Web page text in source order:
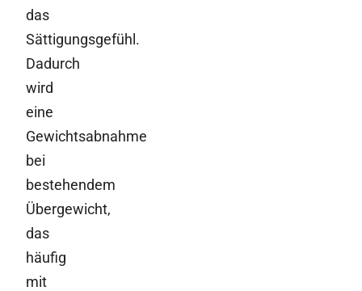
das
Sättigungsgefühl.
Dadurch
wird
eine
Gewichtsabnahme
bei
bestehendem
Übergewicht,
das
häufig
mit